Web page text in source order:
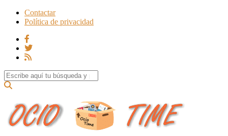
Contactar
Política de privacidad
Search for: